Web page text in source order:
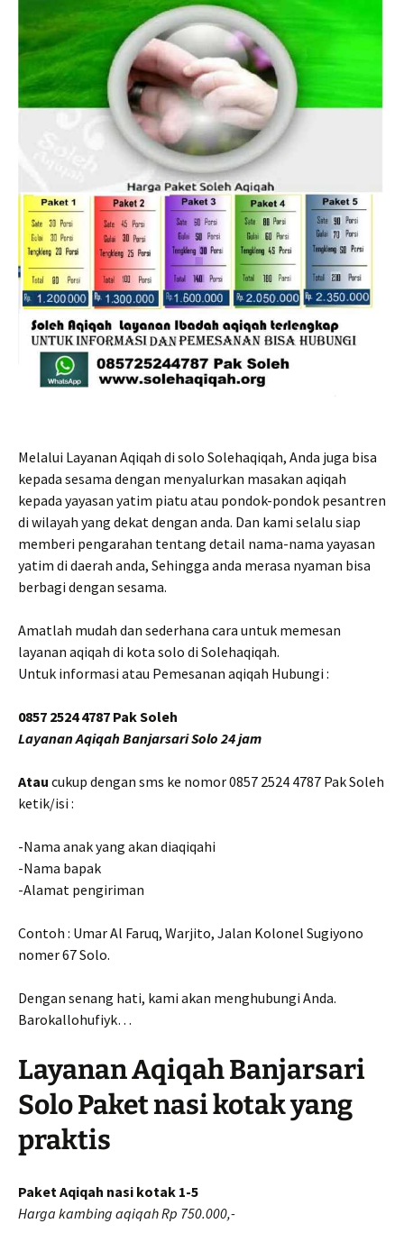
Melalui Layanan Aqiqah di solo Solehaqiqah, Anda juga bisa
kepada sesama dengan menyalurkan masakan aqiqah
kepada yayasan yatim piatu atau pondok-pondok pesantren
di wilayah yang dekat dengan anda. Dan kami selalu siap
memberi pengarahan tentang detail nama-nama yayasan
yatim di daerah anda, Sehingga anda merasa nyaman bisa
berbagi dengan sesama.
Amatlah mudah dan sederhana cara untuk memesan
layanan aqiqah di kota solo di Solehaqiqah.
Untuk informasi atau Pemesanan aqiqah Hubungi :
0857 2524 4787 Pak Soleh
Layanan Aqiqah Banjarsari Solo 24 jam
Atau cukup dengan sms ke nomor 0857 2524 4787 Pak Soleh
ketik/isi :
-Nama anak yang akan diaqiqahi
-Nama bapak
-Alamat pengiriman
Contoh : Umar Al Faruq, Warjito, Jalan Kolonel Sugiyono
nomer 67 Solo.
Dengan senang hati, kami akan menghubungi Anda.
Barokallohufiyk…
Layanan Aqiqah Banjarsari
Solo Paket nasi kotak yang
praktis
Paket Aqiqah nasi kotak 1-5
Harga kambing aqiqah Rp 750.000,-